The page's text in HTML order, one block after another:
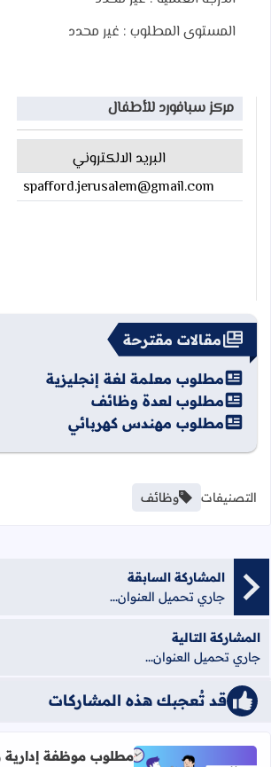
المستوى المطلوب : غير محدد
مركز سبافورد للأطفال
البريد الالكتروني
spafford.jerusalem@gmail.com
مقالات مقترحة
مطلوب معلمة لغة إنجليزية
مطلوب لعدة وظائف
مطلوب مهندس كهربائي
التصنيفات وظائف
المشاركة السابقة
جاري تحميل العنوان...
المشاركة التالية
جاري تحميل العنوان...
قد تُعجبك هذه المشاركات
مطلوب موظفة إدارية